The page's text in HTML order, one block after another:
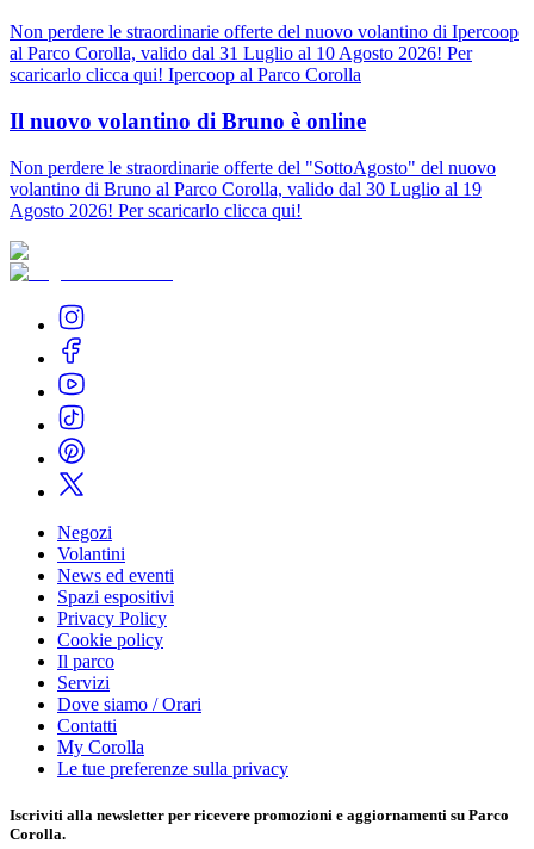
Non perdere le straordinarie offerte del nuovo volantino di Ipercoop
al Parco Corolla, valido dal 31 Luglio al 10 Agosto 2026! Per
scaricarlo clicca qui! Ipercoop al Parco Corolla
Il nuovo volantino di Bruno è online
Non perdere le straordinarie offerte del "SottoAgosto" del nuovo
volantino di Bruno al Parco Corolla, valido dal 30 Luglio al 19
Agosto 2026! Per scaricarlo clicca qui!
Negozi
Volantini
News ed eventi
Spazi espositivi
Privacy Policy
Cookie policy
Il parco
Servizi
Dove siamo / Orari
Contatti
My Corolla
Le tue preferenze sulla privacy
Iscriviti alla newsletter per ricevere promozioni e aggiornamenti su Parco
Corolla.